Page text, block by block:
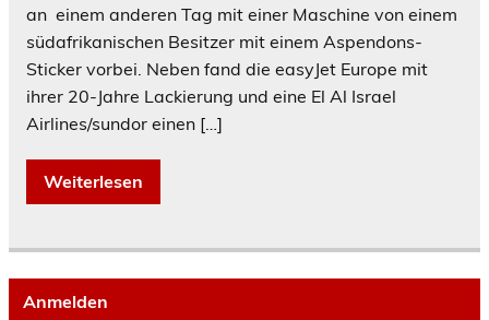
an einem anderen Tag mit einer Maschine von einem
südafrikanischen Besitzer mit einem Aspendons-
Sticker vorbei. Neben fand die easyJet Europe mit
ihrer 20-Jahre Lackierung und eine El Al Israel
Airlines/sundor einen […]
Weiterlesen
Anmelden